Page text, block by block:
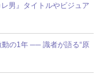
男』タイトルやビジュア
の1年 ── 識者が語る“原